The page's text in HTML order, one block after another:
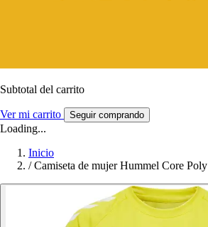
Subtotal del carrito
Ver mi carrito Seguir comprando
Loading...
Inicio
/ Camiseta de mujer Hummel Core Poly